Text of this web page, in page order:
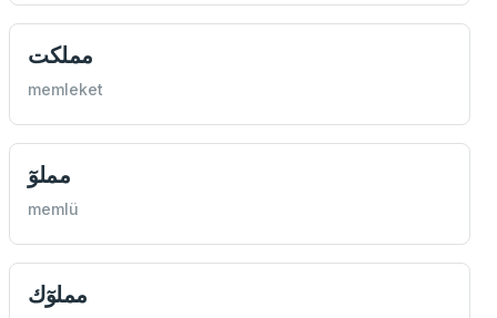
مملكت
memleket
مملوٓ
memlü
مملوٓك